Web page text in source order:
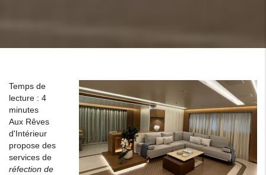
Temps de
lecture : 4
minutes
Aux Rêves
d'Intérieur
propose des
services de
réfection de